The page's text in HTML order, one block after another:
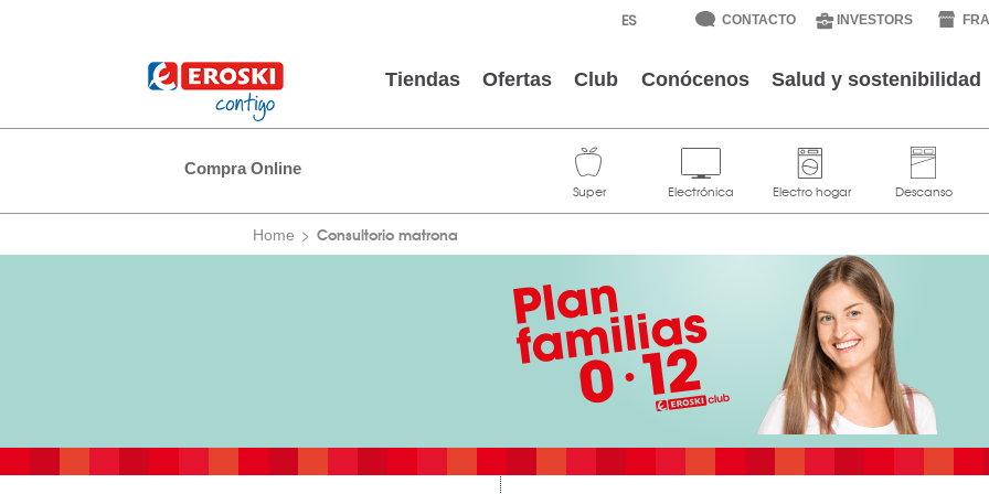
CONTACTO INVESTORS
Tiendas Ofertas Club Conócenos Salud y sostenibilidad
Compra Online
Home Consultorio matrona